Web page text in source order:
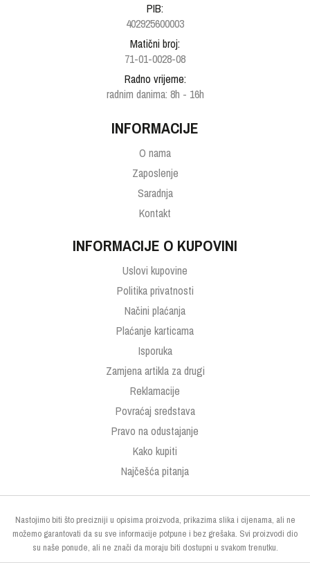
PIB:
402925600003
Matični broj:
71-01-0028-08
Radno vrijeme:
radnim danima: 8h - 16h
INFORMACIJE
O nama
Zaposlenje
Saradnja
Kontakt
INFORMACIJE O KUPOVINI
Uslovi kupovine
Politika privatnosti
Načini plaćanja
Plaćanje karticama
Isporuka
Zamjena artikla za drugi
Reklamacije
Povraćaj sredstava
Pravo na odustajanje
Kako kupiti
Najčešća pitanja
Nastojimo biti što precizniji u opisima proizvoda, prikazima slika i cijenama, ali ne
možemo garantovati da su sve informacije potpune i bez grešaka. Svi proizvodi dio
su naše ponude, ali ne znači da moraju biti dostupni u svakom trenutku.